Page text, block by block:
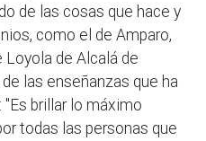
de las cosas que hace y
como el de Amparo,
Loyola de Alcalá de
las enseñanzas que ha
brillar lo máximo
todas las personas que